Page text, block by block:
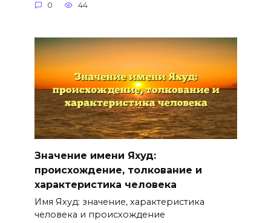
0 44
Значение имени Яхуд:
происхождение, толкование и
характеристика человека
Имя Яхуд: значение, характеристика
человека и происхождение